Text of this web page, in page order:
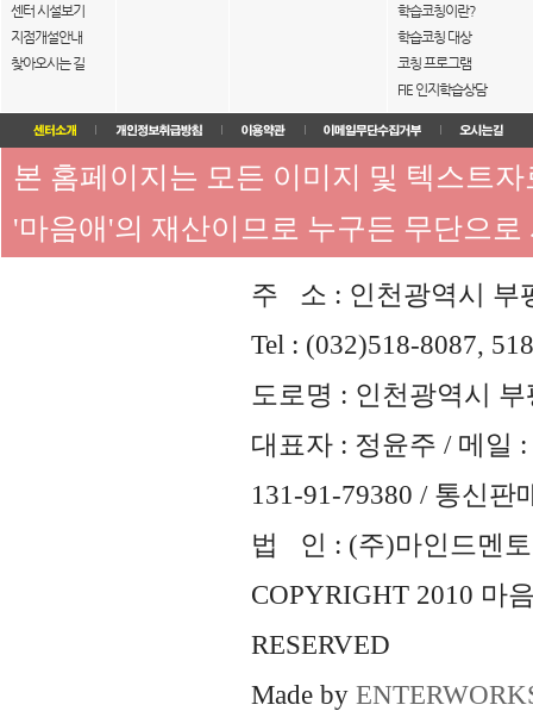
센터 시설보기
지점개설안내
찾아오시는 길
학습코칭이란?
학습코칭 대상
코칭 프로그램
FIE 인지학습상담
본 홈페이지는 모든 이미지 및 텍스트
'마음애'의 재산이므로 누구든 무단으
주 소 : 인천광역시 부
Tel : (032)518-8087,
도로명 : 인천광역시
대표자 : 정윤주 / 메일 :
131-91-79380 / 통신판
법 인 : (주)마인드멘토
COPYRIGHT 2010 마
RESERVED
Made by